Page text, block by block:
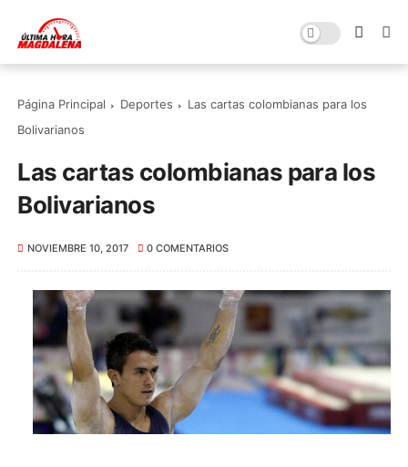
Página Principal Deportes
Las cartas colombianas para los
Bolivarianos
Las cartas colombianas para los
Bolivarianos
NOVIEMBRE 10, 2017 0 COMENTARIOS